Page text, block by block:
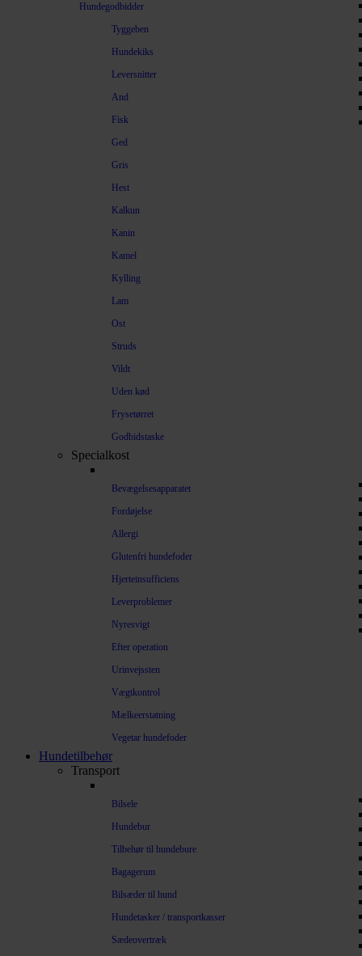
Hundegodbidder
Tyggeben
Hundekiks
Leversnitter
And
Fisk
Ged
Gris
Hest
Kalkun
Kanin
Kamel
Kylling
Lam
Ost
Struds
Vildt
Uden kød
Frysetørret
Godbidstaske
Specialkost
Bevægelsesapparatet
Fordøjelse
Allergi
Glutenfri hundefoder
Hjerteinsufficiens
Leverproblemer
Nyresvigt
Efter operation
Urinvejssten
Vægtkontrol
Mælkeerstatning
Vegetar hundefoder
Hundetilbehør
Transport
Bilsele
Hundebur
Tilbehør til hundebure
Bagagerum
Bilsæder til hund
Hundetasker / transportkasser
Sædeovertræk